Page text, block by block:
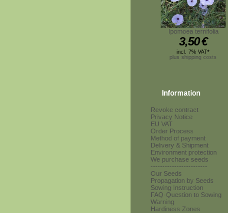
Ipomoea ternifolia
3,50€
incl. 7% VAT*
plus shipping costs
Information
Revoke contract
Privacy Notice
EU VAT
Order Process
Method of payment
Delivery & Shipment
Environment protection
We purchase seeds
------------------------
Our Seeds
Propagation by Seeds
Sowing Instruction
FAQ-Question to Sowing
Warning
Hardiness Zones